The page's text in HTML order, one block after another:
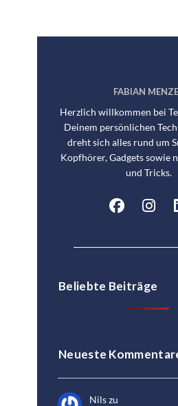
FABIAN
Herzlich willkommen bei
Deinem persönlichen
dreht sich alles rund um
Kopfhörer, Gadgets sowie
und Tricks.
Beliebte Beiträge
Neueste
Nilszu